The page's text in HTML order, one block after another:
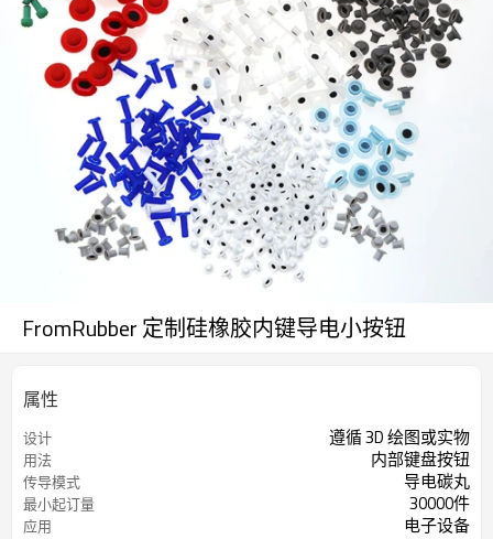
FromRubber 定制硅橡胶内键导电小按钮
属性
设计 遵循 3D 绘图或实物
用法 内部键盘按钮
传导模式 导电碳丸
最小起订量 30000件
应用 电子设备